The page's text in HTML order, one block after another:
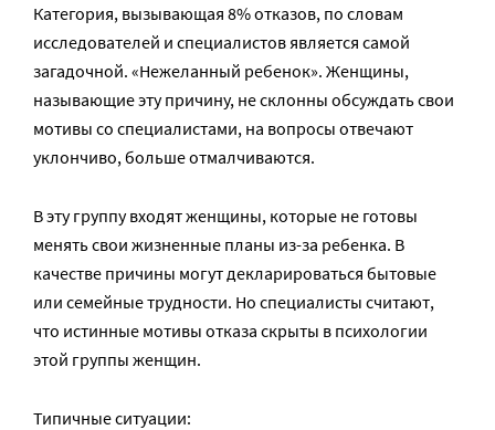
Категория, вызывающая 8% отказов, по словам
исследователей и специалистов является самой
загадочной. «Нежеланный ребенок». Женщины,
называющие эту причину, не склонны обсуждать свои
мотивы со специалистами, на вопросы отвечают
уклончиво, больше отмалчиваются.
В эту группу входят женщины, которые не готовы
менять свои жизненные планы из-за ребенка. В
качестве причины могут декларироваться бытовые
или семейные трудности. Но специалисты считают,
что истинные мотивы отказа скрыты в психологии
этой группы женщин.
Типичные ситуации: